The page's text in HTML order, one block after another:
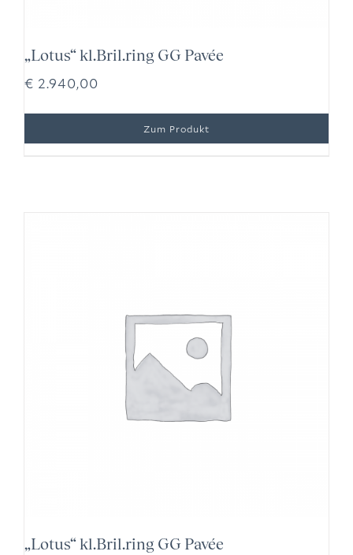
„Lotus“ kl.Bril.ring GG Pavée
€ 2.940,00
„Lotus“ kl.Bril.ring GG Pavée